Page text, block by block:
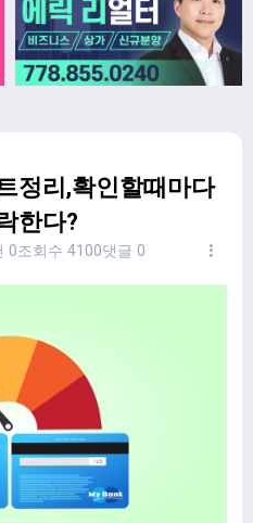
정리,확인할때마다
한다?
0조회수 4100댓글 0